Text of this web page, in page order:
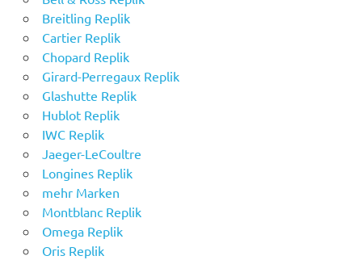
Breitling Replik
Cartier Replik
Chopard Replik
Girard-Perregaux Replik
Glashutte Replik
Hublot Replik
IWC Replik
Jaeger-LeCoultre
Longines Replik
mehr Marken
Montblanc Replik
Omega Replik
Oris Replik